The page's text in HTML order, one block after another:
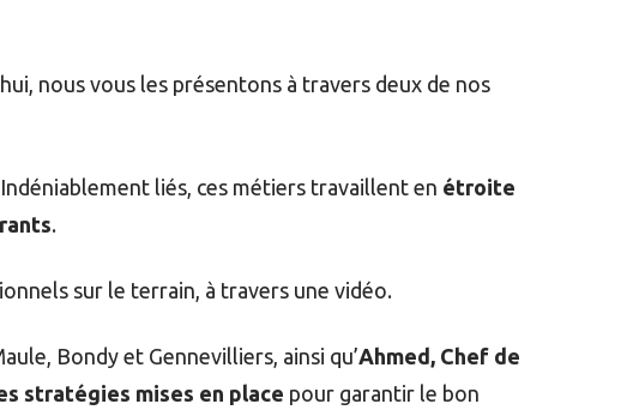
nous vous les présentons à travers deux de nos
liés, ces métiers travaillent en étroite
.
sur le terrain, à travers une vidéo.
Bondy et Gennevilliers, ainsi qu’Ahmed, Chef de
stratégies mises en place pour garantir le bon